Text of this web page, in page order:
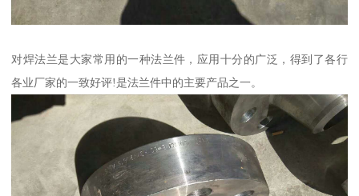
对焊法兰是大家常用的一种法兰件，应用十分的广泛，得到了各行
各业厂家的一致好评!是法兰件中的主要产品之一。